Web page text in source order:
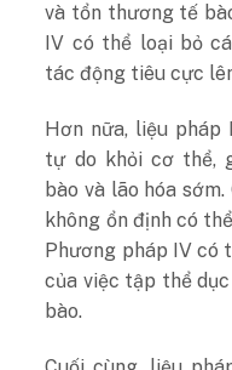
và tổn thương tế
IV có thể loại bỏ
tác động tiêu cực
Hơn nữa, liệu pháp
tự do khỏi cơ thể,
bào và lão hóa
không ổn định có
Phương pháp IV có
của việc tập thể
bào.